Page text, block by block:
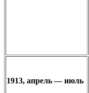
1913, апрель — июль